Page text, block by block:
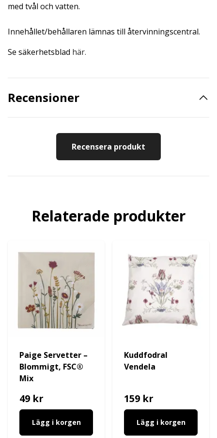
med tvål och vatten.
Innehållet/behållaren lämnas till återvinningscentral.
Se säkerhetsblad här.
Recensioner
Recensera produkt
Relaterade produkter
Paige Servetter –
Blommigt, FSC®
Mix
49 kr
Lägg i korgen
Kuddfodral
Vendela
159 kr
Lägg i korgen